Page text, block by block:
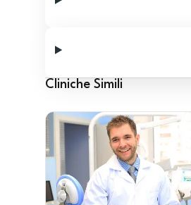
Cliniche Simili